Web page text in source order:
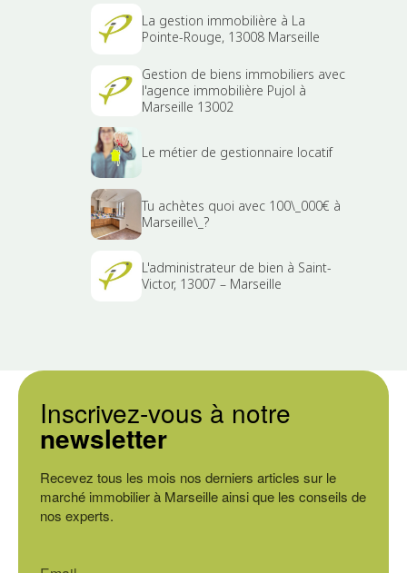
La gestion immobilière à La
Pointe-Rouge, 13008 Marseille
Gestion de biens immobiliers avec
l'agence immobilière Pujol à
Marseille 13002
Le métier de gestionnaire locatif
Tu achètes quoi avec 100\_000€ à
Marseille\_?
L'administrateur de bien à Saint-
Victor, 13007 – Marseille
Inscrivez-vous à notre
newsletter
Recevez tous les mois nos derniers articles sur le
marché immobilier à Marseille ainsi que les conseils de
nos experts.